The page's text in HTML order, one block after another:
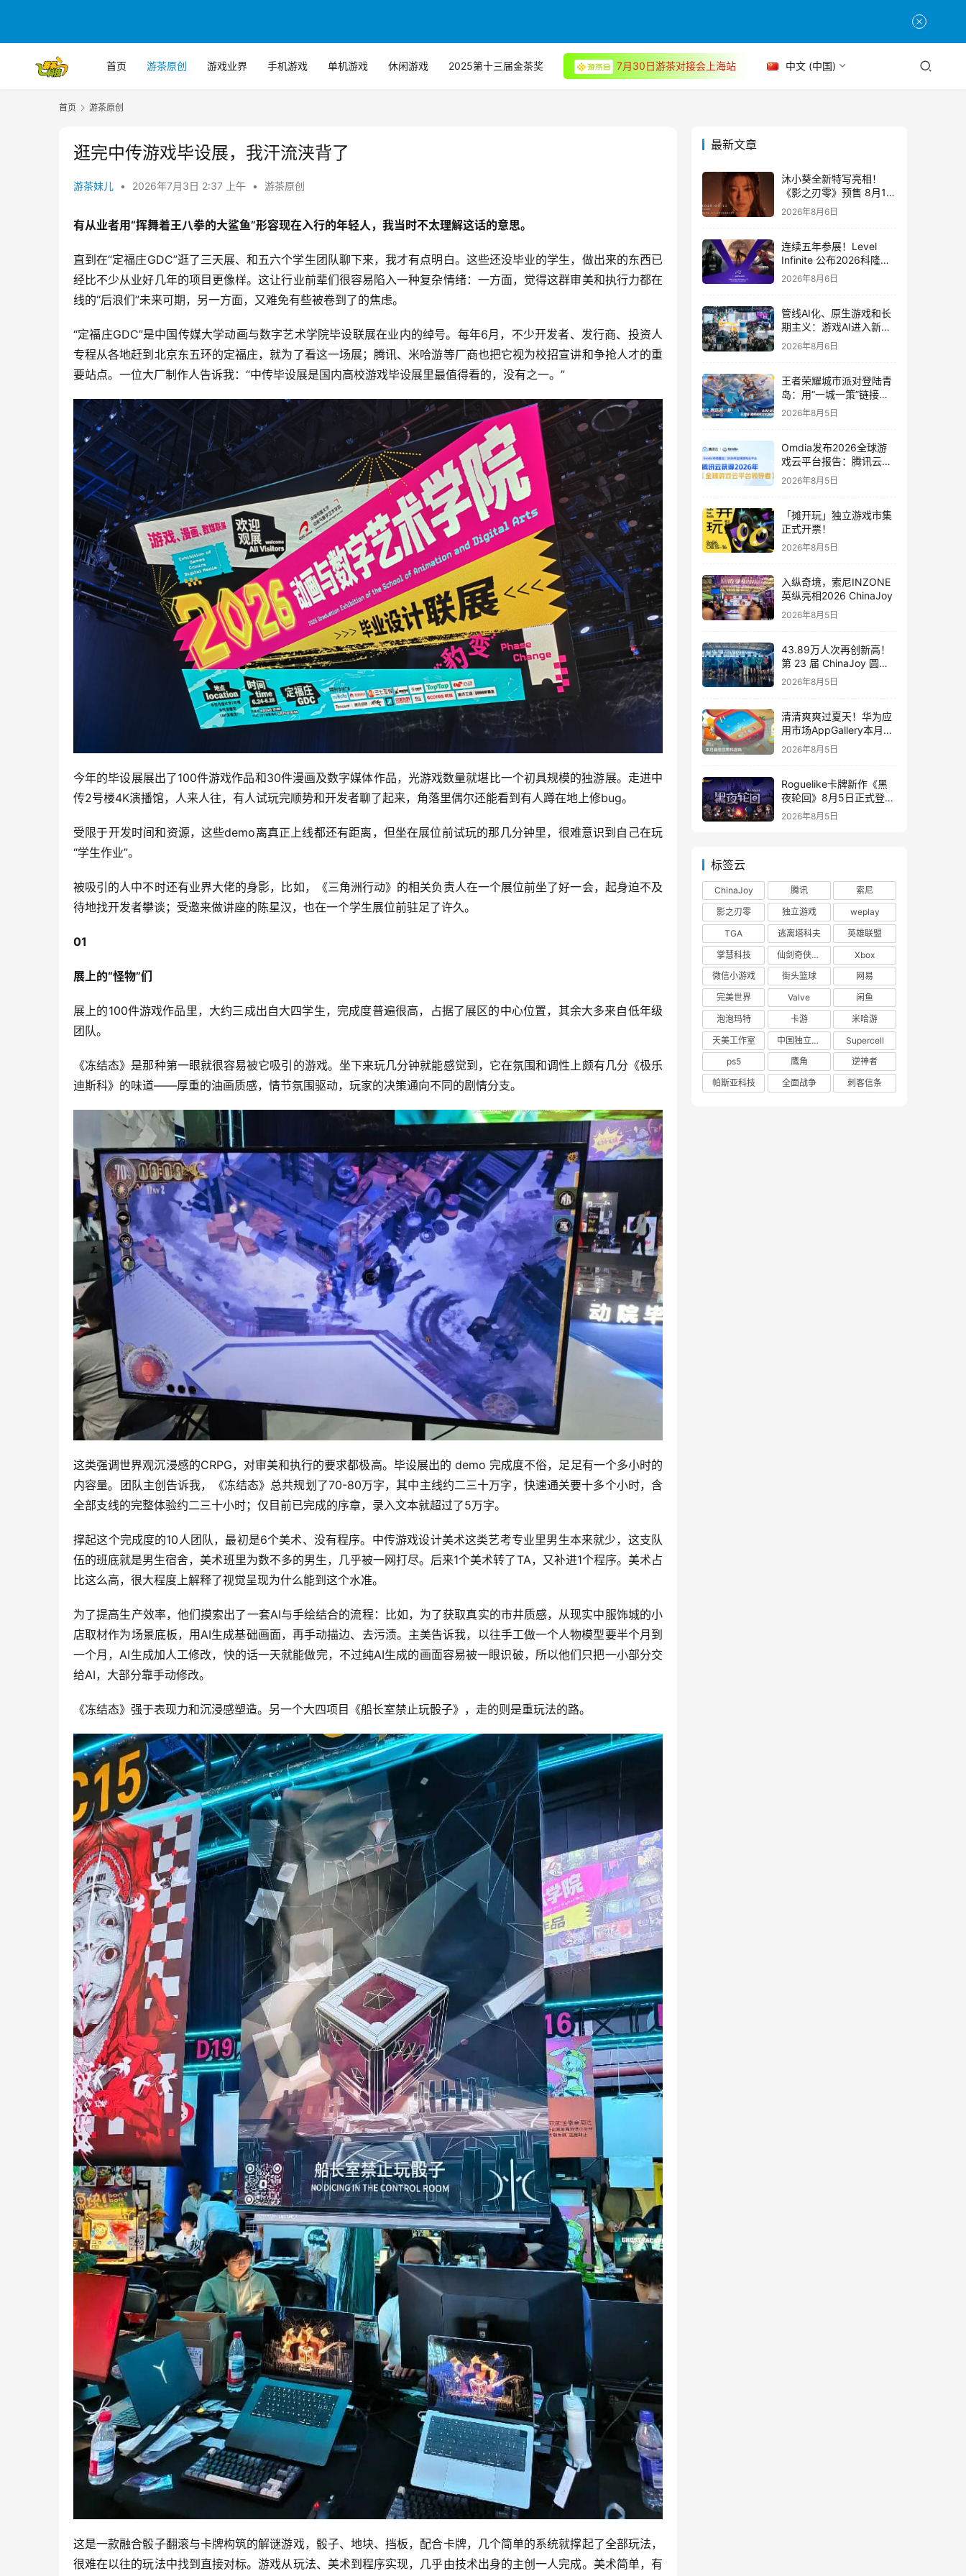
首页 游茶原创 游戏业界 手机游戏 单机游戏 休闲游戏 2025第十三届金茶奖 7月30日游茶对接会上海站 中文 (中国)
首页 游茶原创
逛完中传游戏毕设展，我汗流浃背了
游茶妹儿 • 2026年7月3日 2:37 上午 • 游茶原创
有从业者用“挥舞着王八拳的大鲨鱼”形容现在入行的年轻人，我当时不太理解这话的意思。
直到在“定福庄GDC”逛了三天展、和五六个学生团队聊下来，我才有点明白。这些还没毕业的学生，做出来的东西已
经比不少从业好几年的项目更像样。这让行业前辈们很容易陷入一种复杂情绪：一方面，觉得这群审美和执行力都在
线的“后浪们”未来可期，另一方面，又难免有些被卷到了的焦虑。
“定福庄GDC”是中国传媒大学动画与数字艺术学院毕设联展在业内的绰号。每年6月，不少开发者、发行商、投资人
专程从各地赶到北京东五环的定福庄，就为了看这一场展；腾讯、米哈游等厂商也把它视为校招宣讲和争抢人才的重
要站点。一位大厂制作人告诉我：“中传毕设展是国内高校游戏毕设展里最值得看的，没有之一。”
今年的毕设展展出了100件游戏作品和30件漫画及数字媒体作品，光游戏数量就堪比一个初具规模的独游展。走进中
传2号楼4K演播馆，人来人往，有人试玩完顺势和开发者聊了起来，角落里偶尔还能看到有人蹲在地上修bug。
受限于开发时间和资源，这些demo离真正上线都还有距离，但坐在展位前试玩的那几分钟里，很难意识到自己在玩
“学生作业”。
被吸引的人中不时还有业界大佬的身影，比如，《三角洲行动》的相关负责人在一个展位前坐了好一会，起身迫不及
待地找开发者攀谈；受邀来做讲座的陈星汉，也在一个学生展位前驻足了许久。
01
展上的“怪物”们
展上的100件游戏作品里，大约三成出自大四学生，完成度普遍很高，占据了展区的中心位置，其余大多来自低年级
团队。
《冻结态》是那种第一眼就很容易被它吸引的游戏。坐下来玩几分钟就能感觉到，它在氛围和调性上颇有几分《极乐
迪斯科》的味道——厚重的油画质感，情节氛围驱动，玩家的决策通向不同的剧情分支。
这类强调世界观沉浸感的CRPG，对审美和执行的要求都极高。毕设展出的 demo 完成度不俗，足足有一个多小时的
内容量。团队主创告诉我，《冻结态》总共规划了70-80万字，其中主线约二三十万字，快速通关要十多个小时，含
全部支线的完整体验约二三十小时；仅目前已完成的序章，录入文本就超过了5万字。
撑起这个完成度的10人团队，最初是6个美术、没有程序。中传游戏设计美术这类艺考专业里男生本来就少，这支队
伍的班底就是男生宿舍，美术班里为数不多的男生，几乎被一网打尽。后来1个美术转了TA，又补进1个程序。美术占
比这么高，很大程度上解释了视觉呈现为什么能到这个水准。
为了提高生产效率，他们摸索出了一套AI与手绘结合的流程：比如，为了获取真实的市井质感，从现实中服饰城的小
店取材作为场景底板，用AI生成基础画面，再手动描边、去污渍。主美告诉我，以往手工做一个人物模型要半个月到
一个月，AI生成加人工修改，快的话一天就能做完，不过纯AI生成的画面容易被一眼识破，所以他们只把一小部分交
给AI，大部分靠手动修改。
《冻结态》强于表现力和沉浸感塑造。另一个大四项目《船长室禁止玩骰子》，走的则是重玩法的路。
这是一款融合骰子翻滚与卡牌构筑的解谜游戏，骰子、地块、挡板，配合卡牌，几个简单的系统就撑起了全部玩法，
很难在以往的玩法中找到直接对标。游戏从玩法、美术到程序实现，几乎由技术出身的主创一人完成。美术简单，有
最新文章
沐小葵全新特写亮相！
《影之刃零》预售 8月12
日开启
2026年8月6日
连续五年参展！Level
Infinite 公布2026科隆游
戏展产品阵容
2026年8月6日
管线AI化、原生游戏和长
期主义：游戏AI进入新共
识时代
2026年8月6日
王者荣耀城市派对登陆青
岛：用“一城一策”链接海
洋场景，以双向奔赴带动
2026年8月5日
Omdia发布2026全球游
戏云平台报告：腾讯云连
续两年入选“领导者”象限
2026年8月5日
「摊开玩」独立游戏市集
正式开票！
2026年8月5日
入纵奇境，索尼INZONE
英纵亮相2026 ChinaJoy
2026年8月5日
43.89万人次再创新高！
第 23 届 ChinaJoy 圆满
落幕：感谢有你，共赴这
2026年8月5日
清清爽爽过夏天！华为应
用市场AppGallery本月最
佳上新，款款提升幸福感
2026年8月5日
Roguelike卡牌新作《黑
夜轮回》8月5日正式登陆
Steam，首发9折优惠开
2026年8月5日
标签云
ChinaJoy 腾讯
索尼
影之刃零
独立游戏
weplay
TGA
逃离塔科夫
英雄联盟
掌慧科技
仙剑奇侠传四
Xbox
微信小游戏
街头篮球
网易
完美世界
Valve
闲鱼
泡泡玛特
卡游
米哈游
天美工作室
中国独立游戏联盟
Supercell
ps5
鹰角
逆神者
帕斯亚科技
全面战争 刺客信条